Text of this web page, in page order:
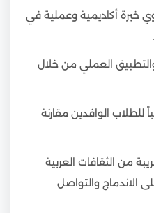
خبرة أكاديمية وعملية في
والتطبيق العملي من خلال
للطلاب الوافدين مقارنة
من الثقافات العربية
الاندماج والتواصل.